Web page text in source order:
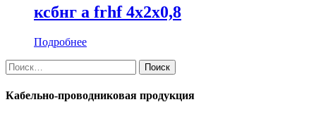
ксбнг а frhf 4х2х0,8
Подробнее
Найти:
Кабельно-проводниковая продукция